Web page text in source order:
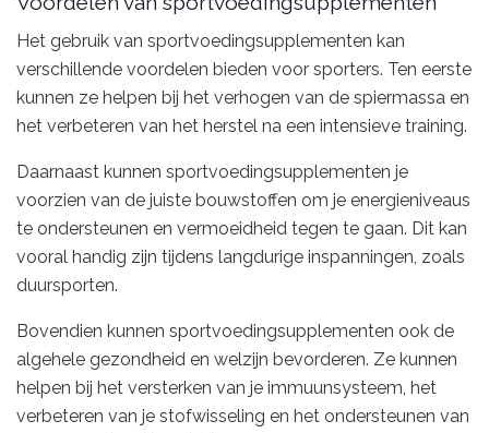
Het gebruik van sportvoedingsupplementen kan
verschillende voordelen bieden voor sporters. Ten eerste
kunnen ze helpen bij het verhogen van de spiermassa en
het verbeteren van het herstel na een intensieve training.
Daarnaast kunnen sportvoedingsupplementen je
voorzien van de juiste bouwstoffen om je energieniveaus
te ondersteunen en vermoeidheid tegen te gaan. Dit kan
vooral handig zijn tijdens langdurige inspanningen, zoals
duursporten.
Bovendien kunnen sportvoedingsupplementen ook de
algehele gezondheid en welzijn bevorderen. Ze kunnen
helpen bij het versterken van je immuunsysteem, het
verbeteren van je stofwisseling en het ondersteunen van